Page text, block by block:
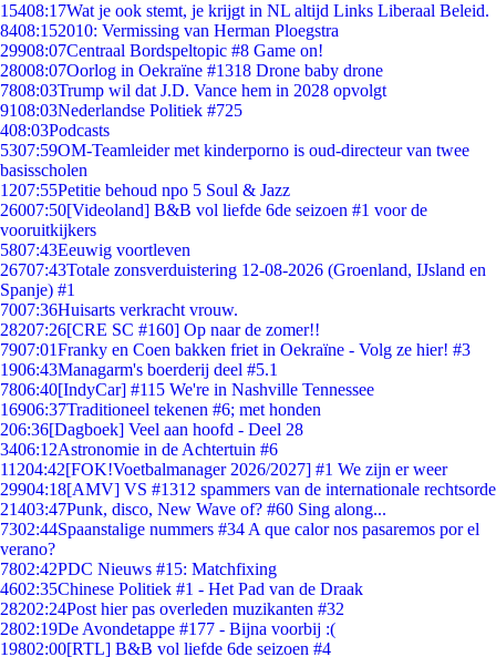
15408:17Wat je ook stemt, je krijgt in NL altijd Links Liberaal Beleid.
8408:152010: Vermissing van Herman Ploegstra
29908:07Centraal Bordspeltopic #8 Game on!
28008:07Oorlog in Oekraïne #1318 Drone baby drone
7808:03Trump wil dat J.D. Vance hem in 2028 opvolgt
9108:03Nederlandse Politiek #725
408:03Podcasts
5307:59OM-Teamleider met kinderporno is oud-directeur van twee
basisscholen
1207:55Petitie behoud npo 5 Soul & Jazz
26007:50[Videoland] B&B vol liefde 6de seizoen #1 voor de
vooruitkijkers
5807:43Eeuwig voortleven
26707:43Totale zonsverduistering 12-08-2026 (Groenland, IJsland en
Spanje) #1
7007:36Huisarts verkracht vrouw.
28207:26[CRE SC #160] Op naar de zomer!!
7907:01Franky en Coen bakken friet in Oekraïne - Volg ze hier! #3
1906:43Managarm's boerderij deel #5.1
7806:40[IndyCar] #115 We're in Nashville Tennessee
16906:37Traditioneel tekenen #6; met honden
206:36[Dagboek] Veel aan hoofd - Deel 28
3406:12Astronomie in de Achtertuin #6
11204:42[FOK!Voetbalmanager 2026/2027] #1 We zijn er weer
29904:18[AMV] VS #1312 spammers van de internationale rechtsorde
21403:47Punk, disco, New Wave of? #60 Sing along...
7302:44Spaanstalige nummers #34 A que calor nos pasaremos por el
verano?
7802:42PDC Nieuws #15: Matchfixing
4602:35Chinese Politiek #1 - Het Pad van de Draak
28202:24Post hier pas overleden muzikanten #32
2802:19De Avondetappe #177 - Bijna voorbij :(
19802:00[RTL] B&B vol liefde 6de seizoen #4